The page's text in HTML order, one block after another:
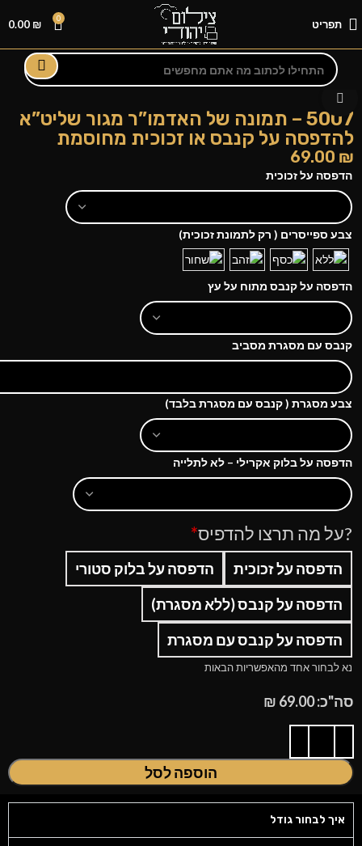
תפריט 0
0.00 ₪
5007 – תמונה של האדמו”ר מגור שליט”א
להדפסה על קנבס או זכוכית מחוסמת
69.00 ₪
הדפסה על זכוכית
צבע ספייסרים ( רק לתמונת זכוכית)
הדפסה על קנבס מתוח על עץ
קנבס עם מסגרת מסביב
צבע מסגרת ( קנבס עם מסגרת בלבד)
הדפסה על בלוק אקרילי – לא לתלייה
?על מה תרצו להדפיס*
הדפסה על זכוכית
הדפסה על בלוק סטורי
הדפסה על קנבס (ללא מסגרת)
הדפסה על קנבס עם מסגרת
נא לבחור אחד מהאפשריות הבאות
סה"כ:69.00
₪
הוספה לסל
איך לבחור גודל